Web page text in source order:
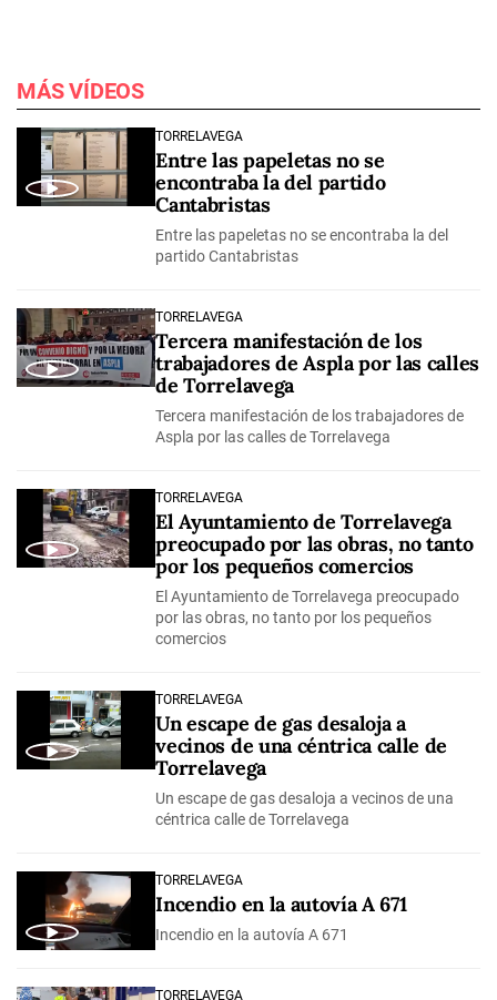
MÁS VÍDEOS
TORRELAVEGA
Entre las papeletas no se
encontraba la del partido
Cantabristas
Entre las papeletas no se encontraba la del
partido Cantabristas
TORRELAVEGA
Tercera manifestación de los
trabajadores de Aspla por las calles
de Torrelavega
Tercera manifestación de los trabajadores de
Aspla por las calles de Torrelavega
TORRELAVEGA
El Ayuntamiento de Torrelavega
preocupado por las obras, no tanto
por los pequeños comercios
El Ayuntamiento de Torrelavega preocupado
por las obras, no tanto por los pequeños
comercios
TORRELAVEGA
Un escape de gas desaloja a
vecinos de una céntrica calle de
Torrelavega
Un escape de gas desaloja a vecinos de una
céntrica calle de Torrelavega
TORRELAVEGA
Incendio en la autovía A 671
Incendio en la autovía A 671
TORRELAVEGA